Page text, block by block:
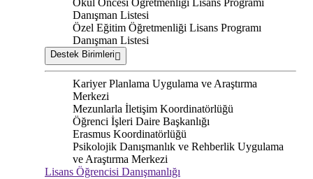
Okul Öncesi Öğretmenliği Lisans Programı
Danışman Listesi
Özel Eğitim Öğretmenliği Lisans Programı
Danışman Listesi
Destek Birimleri
Kariyer Planlama Uygulama ve Araştırma
Merkezi
Mezunlarla İletişim Koordinatörlüğü
Öğrenci İşleri Daire Başkanlığı
Erasmus Koordinatörlüğü
Psikolojik Danışmanlık ve Rehberlik Uygulama
ve Araştırma Merkezi
Lisans Öğrencisi Danışmanlığı